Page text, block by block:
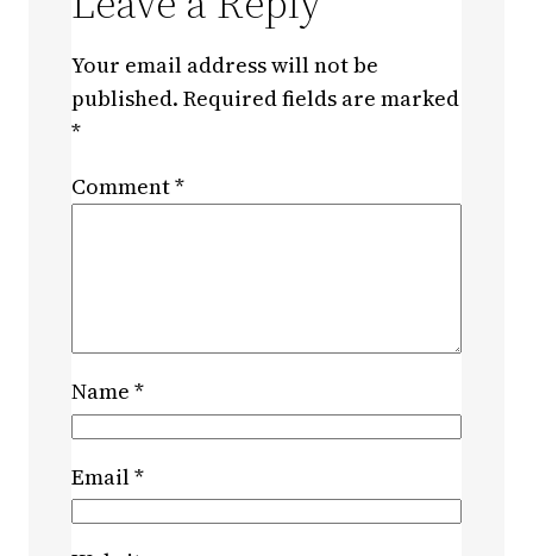
Your email address will not be
published. Required fields are marked
*
Comment*
Name *
Email*